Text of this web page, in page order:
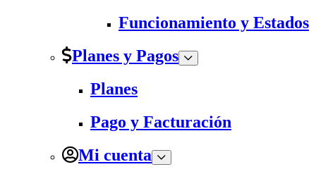
Funcionamiento y Estados
Planes y Pagos
Planes
Pago y Facturación
Mi cuenta